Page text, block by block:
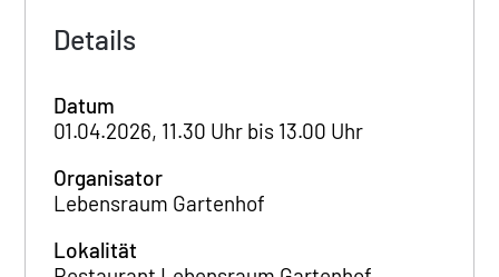
Details
Datum
01.04.2026, 11.30 Uhr bis 13.00 Uhr
Organisator
Lebensraum Gartenhof
Lokalität